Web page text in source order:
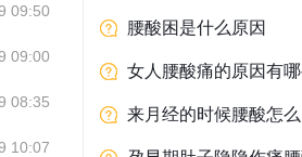
09:50
09:00
08:35
10:07
腰酸困是什么原因
女人腰酸痛的原因有
来月经的时候腰酸怎